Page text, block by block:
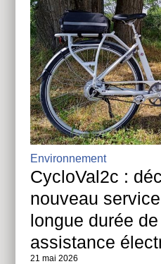
Environnement
CycloVal2c :
nouveau
longue durée
assistance
21 mai 2026